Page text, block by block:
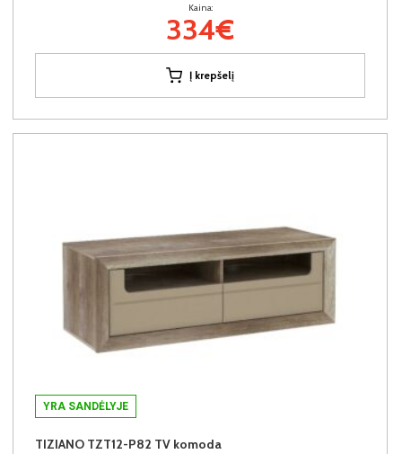
Kaina:
334€
Į krepšelį
YRA SANDĖLYJE
TIZIANO TZT12-P82 TV komoda